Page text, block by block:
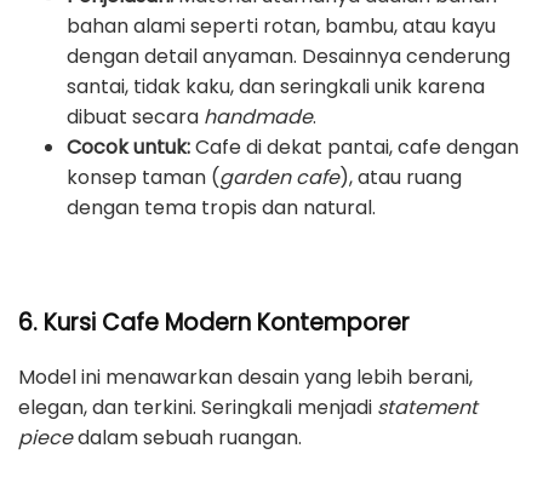
bahan alami seperti rotan, bambu, atau kayu
dengan detail anyaman. Desainnya cenderung
santai, tidak kaku, dan seringkali unik karena
dibuat secara handmade.
Cocok untuk:Cafe di dekat pantai, cafe dengan
konsep taman (garden cafe), atau ruang
dengan tema tropis dan natural.
6. Kursi Cafe Modern Kontemporer
Model ini menawarkan desain yang lebih berani,
elegan, dan terkini. Seringkali menjadi statement
piecedalam sebuah ruangan.